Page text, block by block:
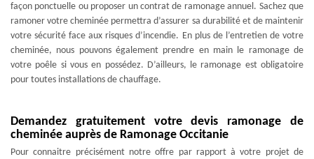
façon ponctuelle ou proposer un contrat de ramonage annuel. Sachez que
ramoner votre cheminée permettra d’assurer sa durabilité et de maintenir
votre sécurité face aux risques d’incendie. En plus de l’entretien de votre
cheminée, nous pouvons également prendre en main le ramonage de
votre poêle si vous en possédez. D’ailleurs, le ramonage est obligatoire
pour toutes installations de chauffage.
Demandez gratuitement votre devis ramonage de
cheminée auprès de Ramonage Occitanie
Pour connaitre précisément notre offre par rapport à votre projet de